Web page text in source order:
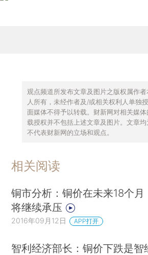
观点频道所发布文章及图片之版权属作
人所有，未经作者及/或相关权利人单独
面媒体不得予以转载。财新网对相关媒
载授权并不包括上述文章及图片。文章均
不代表财新网的立场和观点。
相关阅读
铜市分析：铜价在未来18个月
将继续承压
2016年09月12日 APP打开
智利经济部长：铜价下跌是智